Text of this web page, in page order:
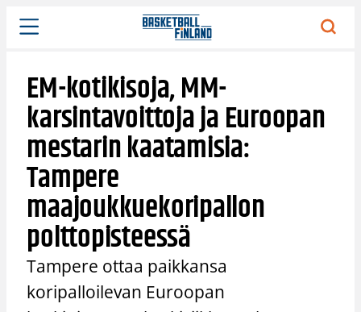
Siirry
sisältöön
EM-kotikisoja, MM-
karsintavoittoja ja Euroopan
mestarin kaatamisia:
Tampere
maajoukkuekoripallon
polttopisteessä
Tampere ottaa paikkansa
koripalloilevan Euroopan